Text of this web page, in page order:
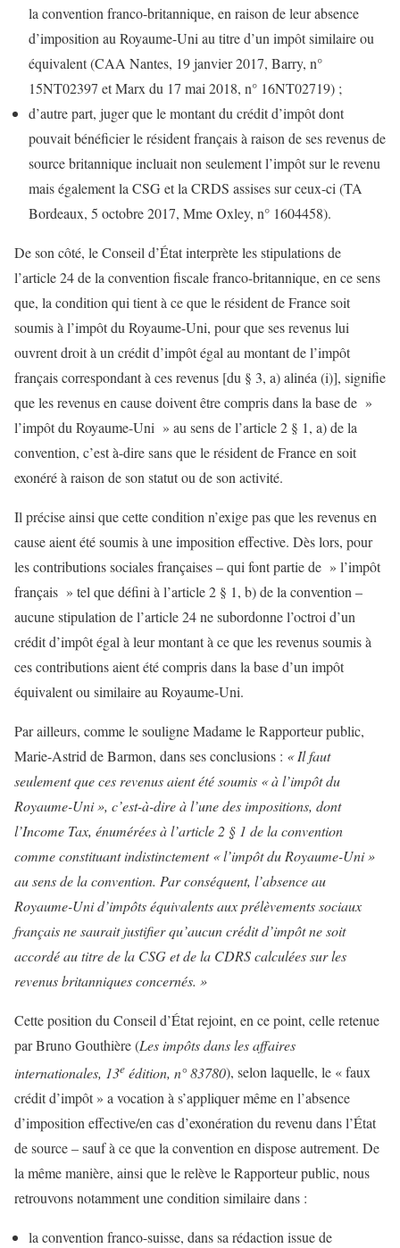
la convention franco-britannique, en raison de leur absence
d’imposition au Royaume-Uni au titre d’un impôt similaire ou
équivalent (CAA Nantes, 19 janvier 2017, Barry, n°
15NT02397 et Marx du 17 mai 2018, n° 16NT02719) ;
d’autre part, juger que le montant du crédit d’impôt dont
pouvait bénéficier le résident français à raison de ses revenus de
source britannique incluait non seulement l’impôt sur le revenu
mais également la CSG et la CRDS assises sur ceux-ci (TA
Bordeaux, 5 octobre 2017, Mme Oxley, n° 1604458).
De son côté, le Conseil d’État interprète les stipulations de
l’article 24 de la convention fiscale franco-britannique, en ce sens
que, la condition qui tient à ce que le résident de France soit
soumis à l’impôt du Royaume-Uni, pour que ses revenus lui
ouvrent droit à un crédit d’impôt égal au montant de l’impôt
français correspondant à ces revenus [du § 3, a) alinéa (i)], signifie
que les revenus en cause doivent être compris dans la base de »
l’impôt du Royaume-Uni » au sens de l’article 2 § 1, a) de la
convention, c’est à-dire sans que le résident de France en soit
exonéré à raison de son statut ou de son activité.
Il précise ainsi que cette condition n’exige pas que les revenus en
cause aient été soumis à une imposition effective. Dès lors, pour
les contributions sociales françaises – qui font partie de » l’impôt
français » tel que défini à l’article 2 § 1, b) de la convention –
aucune stipulation de l’article 24 ne subordonne l’octroi d’un
crédit d’impôt égal à leur montant à ce que les revenus soumis à
ces contributions aient été compris dans la base d’un impôt
équivalent ou similaire au Royaume-Uni.
Par ailleurs, comme le souligne Madame le Rapporteur public,
Marie-Astrid de Barmon, dans ses conclusions : « Il faut
seulement que ces revenus aient été soumis « à l’impôt du
Royaume-Uni », c’est-à-dire à l’une des impositions, dont
l’Income Tax, énumérées à l’article 2 § 1 de la convention
comme constituant indistinctement « l’impôt du Royaume-Uni »
au sens de la convention. Par conséquent, l’absence au
Royaume-Uni d’impôts équivalents aux prélèvements sociaux
français ne saurait justifier qu’aucun crédit d’impôt ne soit
accordé au titre de la CSG et de la CDRS calculées sur les
revenus britanniques concernés. »
Cette position du Conseil d’État rejoint, en ce point, celle retenue
par Bruno Gouthière (Les impôts dans les affaires
internationales, 13e édition, n° 83780), selon laquelle, le « faux
crédit d’impôt » a vocation à s’appliquer même en l’absence
d’imposition effective/en cas d’exonération du revenu dans l’État
de source – sauf à ce que la convention en dispose autrement. De
la même manière, ainsi que le relève le Rapporteur public, nous
retrouvons notamment une condition similaire dans :
la convention franco-suisse, dans sa rédaction issue de